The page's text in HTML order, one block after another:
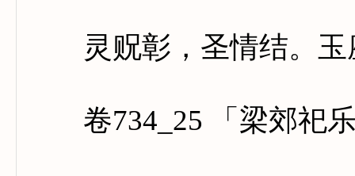
灵贶彰，圣情结。玉
卷734_25 「梁郊祀乐